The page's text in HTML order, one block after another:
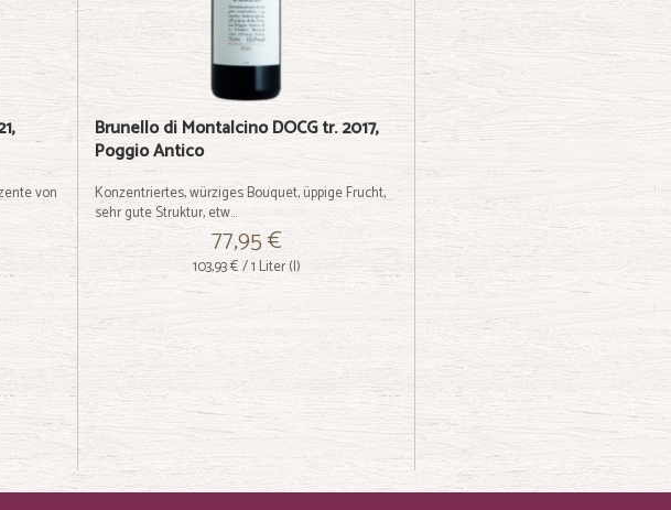
von
Brunello di Montalcino DOCG tr. 2017,
Poggio Antico
Konzentriertes, würziges Bouquet, üppige Frucht,
sehr gute Struktur, etw...
77,95 €
103,93 €/ 1 Liter (l)